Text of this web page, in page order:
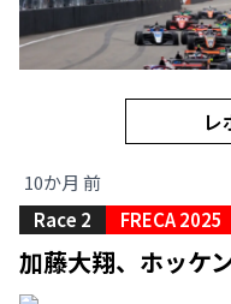
レ
10か月 前
Race 2
FRECA 2025
加藤大翔、ホッケ